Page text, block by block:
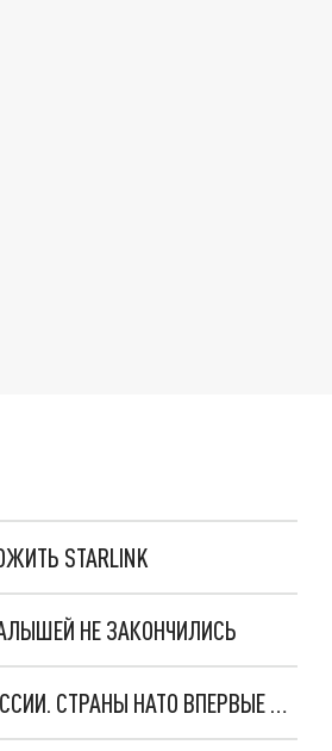
STARLINK
НЕ ЗАКОНЧИЛИСЬ
"ОЧЕНЬ ПЛОХИЕ НОВОСТИ": БОЛЬШАЯ ОШИБКА PALANTIR В РОССИИ. СТРАНЫ НАТО ВПЕРВЫЕ ЗА СВО ОСТАНОВИЛИ ПОСТАВКИ ОРУЖИЯ. ВСУ ТЕРЯЮТ ПРИГРАНИЧЬЕ?